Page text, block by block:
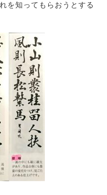
を知ってもらおうとする